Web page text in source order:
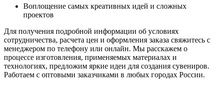
Воплощение самых креативных идей и сложных
проектов
Для получения подробной информации об условиях
сотрудничества, расчета цен и оформления заказа свяжитесь с
менеджером по телефону или онлайн. Мы расскажем о
процессе изготовления, применяемых материалах и
технологиях, предложим яркие идеи для создания сувениров.
Работаем с оптовыми заказчиками в любых городах России.